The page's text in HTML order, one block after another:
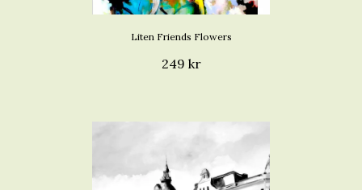
Liten Friends Flowers
249 kr